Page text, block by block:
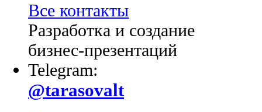
Все контакты
Разработка и создание
бизнес-презентаций
Telegram:
@tarasovalt